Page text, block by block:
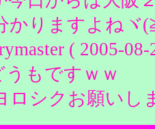
かりますよね
( 2005-08-
うもですｗ
ロシクお願いし